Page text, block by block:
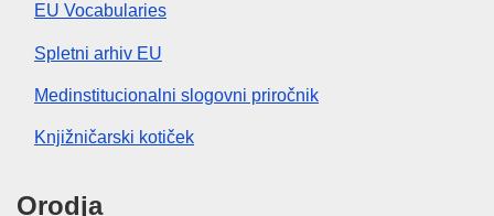
EU Vocabularies
Spletni arhiv EU
Medinstitucionalni slogovni priročnik
Knjižničarski kotiček
Orodja